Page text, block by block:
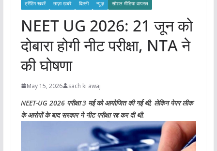
ट्रेंडिंग खबरें ताज़ा ख़बरें दिल्ली न्यूज़ सोशल मीडिया वायरल
NEET UG 2026: 21 जून को
दोबारा होगी नीट परीक्षा, NTA ने
की घोषणा
May 15, 2026 sach ki awaj
NEET-UG 2026 परीक्षा 3 मई को आयोजित की गई थी, लेकिन पेपर लीक
के आरोपों के बाद सरकार ने नीट परीक्षा रद्द कर दी थी.